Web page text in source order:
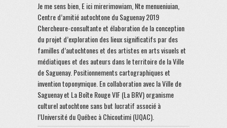
Je me sens bien, E ici mirerimowiam, Nte menueniuian,
Centre d’amitié autochtone du Saguenay 2019
Chercheure-consultante et élaboration de la conception
du projet d’exploration des lieux significatifs par des
familles d’autochtones et des artistes en arts visuels et
médiatiques et des auteurs dans le territoire de la Ville
de Saguenay. Positionnements cartographiques et
invention toponymique. En collaboration avec la Ville de
Saguenay et La Boîte Rouge VIF (La BRV) organisme
culturel autochtone sans but lucratif associé à
l’Université du Québec à Chicoutimi (UQAC).